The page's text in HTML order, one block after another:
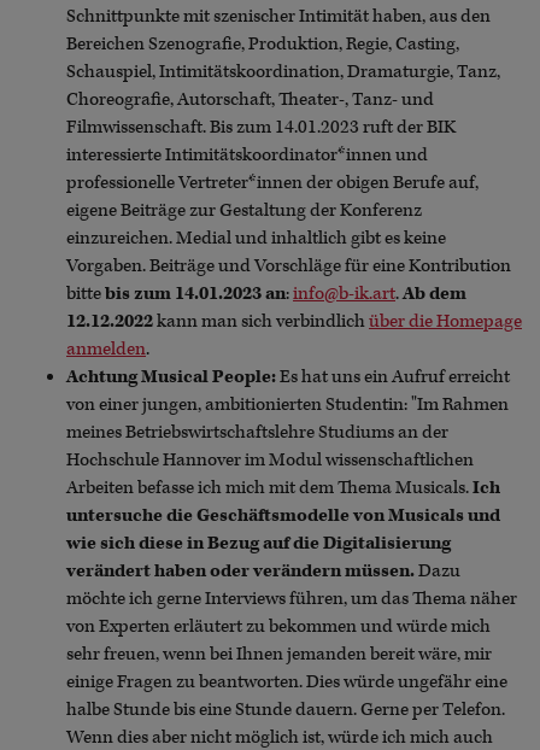
Schnittpunkte mit szenischer Intimität haben, aus den
Bereichen Szenografie, Produktion, Regie, Casting,
Schauspiel, Intimitätskoordination, Dramaturgie, Tanz,
Choreografie, Autorschaft, Theater-, Tanz- und
Filmwissenschaft. Bis zum 14.01.2023 ruft der BIK
interessierte Intimitätskoordinator*innen und
professionelle Vertreter*innen der obigen Berufe auf,
eigene Beiträge zur Gestaltung der Konferenz
einzureichen. Medial und inhaltlich gibt es keine
Vorgaben. Beiträge und Vorschläge für eine Kontribution
bittebis zum 14.01.2023 an:info@b-ik.art.Ab dem
12.12.2022kann man sich verbindlichüber die Homepage
anmelden.
Achtung Musical People:Es hat uns ein Aufruf erreicht
von einer jungen, ambitionierten Studentin: "Im Rahmen
meines Betriebswirtschaftslehre Studiums an der
Hochschule Hannover im Modul wissenschaftlichen
Arbeiten befasse ich mich mit dem Thema Musicals.Ich
untersuche die Geschäftsmodelle von Musicals und
wie sich diese in Bezug auf die Digitalisierung
verändert haben oder verändern müssen.Dazu
möchte ich gerne Interviews führen, um das Thema näher
von Experten erläutert zu bekommen und würde mich
sehr freuen, wenn bei Ihnen jemanden bereit wäre, mir
einige Fragen zu beantworten. Dies würde ungefähr eine
halbe Stunde bis eine Stunde dauern. Gerne per Telefon.
Wenn dies aber nicht möglich ist, würde ich mich auch